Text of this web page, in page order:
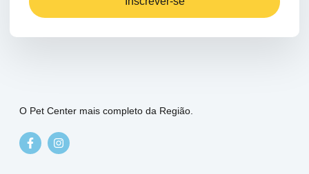
O Pet Center mais completo da Região.